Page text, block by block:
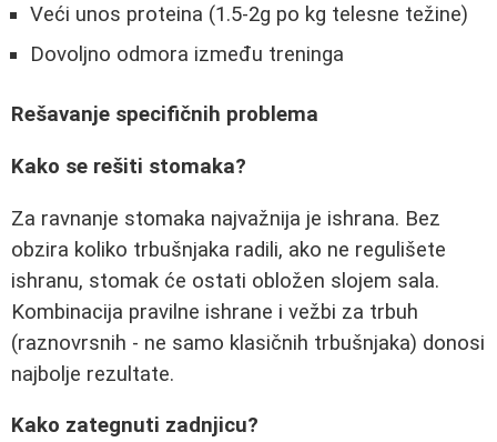
Veći unos proteina (1.5-2g po kg telesne težine)
Dovoljno odmora između treninga
Rešavanje specifičnih problema
Kako se rešiti stomaka?
Za ravnanje stomaka najvažnija je ishrana. Bez
obzira koliko trbušnjaka radili, ako ne regulišete
ishranu, stomak će ostati obložen slojem sala.
Kombinacija pravilne ishrane i vežbi za trbuh
(raznovrsnih - ne samo klasičnih trbušnjaka) donosi
najbolje rezultate.
Kako zategnuti zadnjicu?